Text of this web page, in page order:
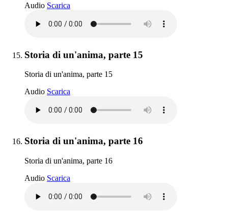
Audio Scarica
Elemento 15:
Storia di un'anima, parte 15
Storia di un'anima, parte 15
Audio Scarica
Elemento 16:
Storia di un'anima, parte 16
Storia di un'anima, parte 16
Audio Scarica